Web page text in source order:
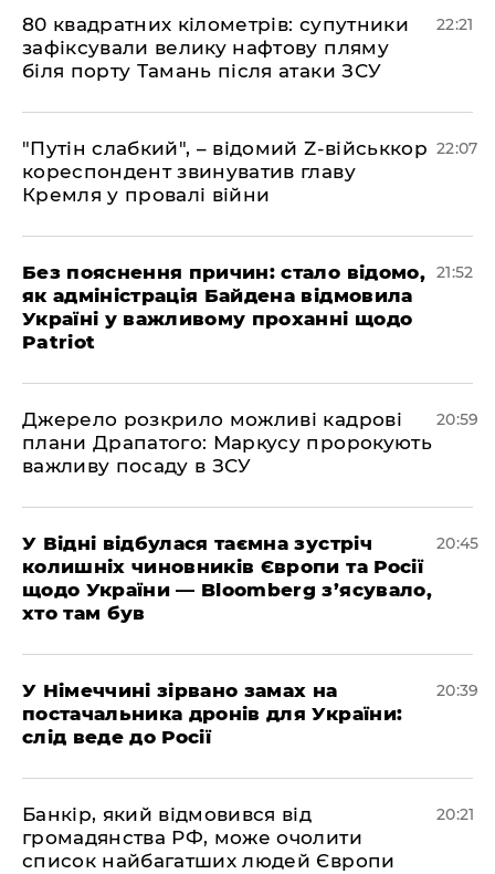
​80 квадратних кілометрів: супутники
зафіксували велику нафтову пляму
біля порту Тамань після атаки ЗСУ
22:21
"Путін слабкий", – відомий Z-військкор
кореспондент звинуватив главу
Кремля у провалі війни
22:07
​Без пояснення причин: стало відомо,
як адміністрація Байдена відмовила
Україні у важливому проханні щодо
Patriot
21:52
​Джерело розкрило можливі кадрові
плани Драпатого: Маркусу пророкують
важливу посаду в ЗСУ
20:59
​У Відні відбулася таємна зустріч
колишніх чиновників Європи та Росії
щодо України — Bloomberg з’ясувало,
хто там був
20:45
​У Німеччині зірвано замах на
постачальника дронів для України:
слід веде до Росії
20:39
​Банкір, який відмовився від
громадянства РФ, може очолити
список найбагатших людей Європи
20:21